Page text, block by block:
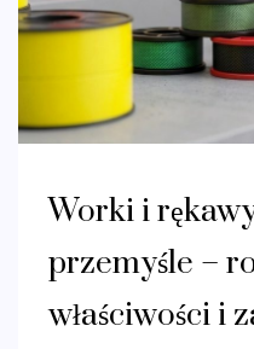
Worki i
przemyśle –
właściwości i